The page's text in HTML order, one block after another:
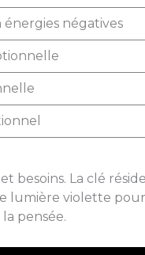
négatives
besoins. La clé
violette
pensée.